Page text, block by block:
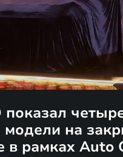
показал
на
в рамках Auto